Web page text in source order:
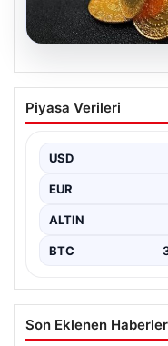
Altın
2026 Güncel
gelişmeler
tutuyor. ABD…
Piyasa Verileri
USD
EUR
ALTIN
BTC
Son Eklenen Haberler